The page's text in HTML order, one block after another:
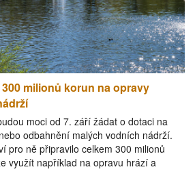
milionů korun na opravy
moci od 7. září žádat o dotaci na
odbahnění malých vodních nádrží.
pro ně připravilo celkem 300 milionů
využít například na opravu hrází a